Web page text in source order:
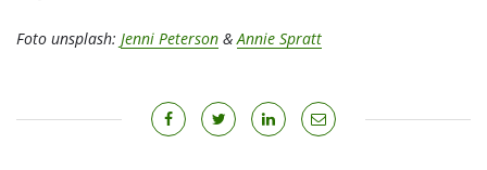
Foto unsplash: Jenni Peterson &Annie Spratt